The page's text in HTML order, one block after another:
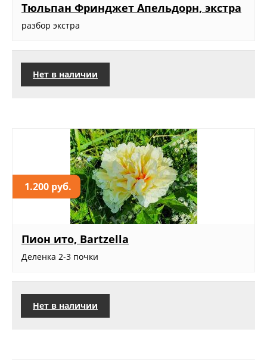
Тюльпан Фринджет Апельдорн, экстра
разбор экстра
Нет в наличии
1.200 руб.
Пион ито, Bartzella
Деленка 2-3 почки
Нет в наличии